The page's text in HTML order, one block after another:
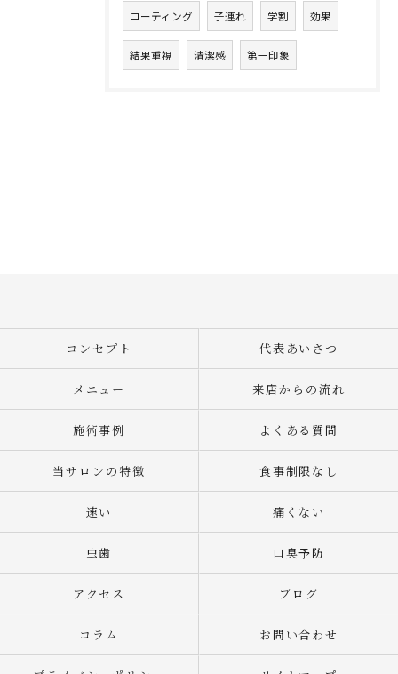
コーティング 子連れ 学割 効果
結果重視 清潔感 第一印象
コンセプト 代表あいさつ
メニュー 来店からの流れ
施術事例 よくある質問
当サロンの特徴 食事制限なし
速い 痛くない
虫歯 口臭予防
アクセス ブログ
コラム お問い合わせ